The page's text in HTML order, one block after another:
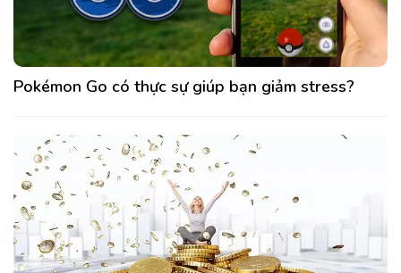
Pokémon Go có thực sự giúp bạn giảm stress?